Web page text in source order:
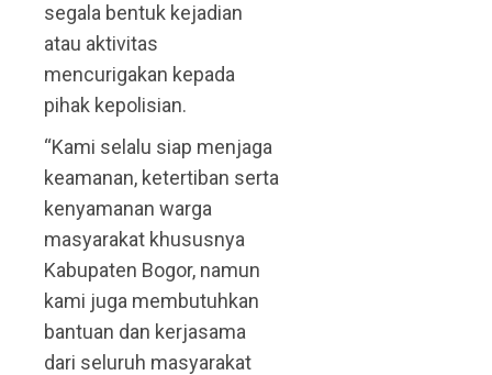
segala bentuk kejadian
atau aktivitas
mencurigakan kepada
pihak kepolisian.
“Kami selalu siap menjaga
keamanan, ketertiban serta
kenyamanan warga
masyarakat khususnya
Kabupaten Bogor, namun
kami juga membutuhkan
bantuan dan kerjasama
dari seluruh masyarakat